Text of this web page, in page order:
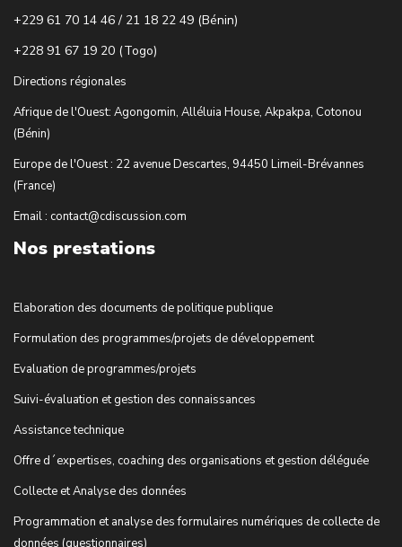
+229 61 70 14 46 / 21 18 22 49 (Bénin)
+228 91 67 19 20 (Togo)
Directions régionales
Afrique de l'Ouest: Agongomin, Alléluia House, Akpakpa, Cotonou
(Bénin)
Europe de l'Ouest : 22 avenue Descartes, 94450 Limeil-Brévannes
(France)
Email : contact@cdiscussion.com
Nos prestations
Elaboration des documents de politique publique
Formulation des programmes/projets de développement
Evaluation de programmes/projets
Suivi-évaluation et gestion des connaissances
Assistance technique
Offre d´expertises, coaching des organisations et gestion déléguée
Collecte et Analyse des données
Programmation et analyse des formulaires numériques de collecte de
données (questionnaires)